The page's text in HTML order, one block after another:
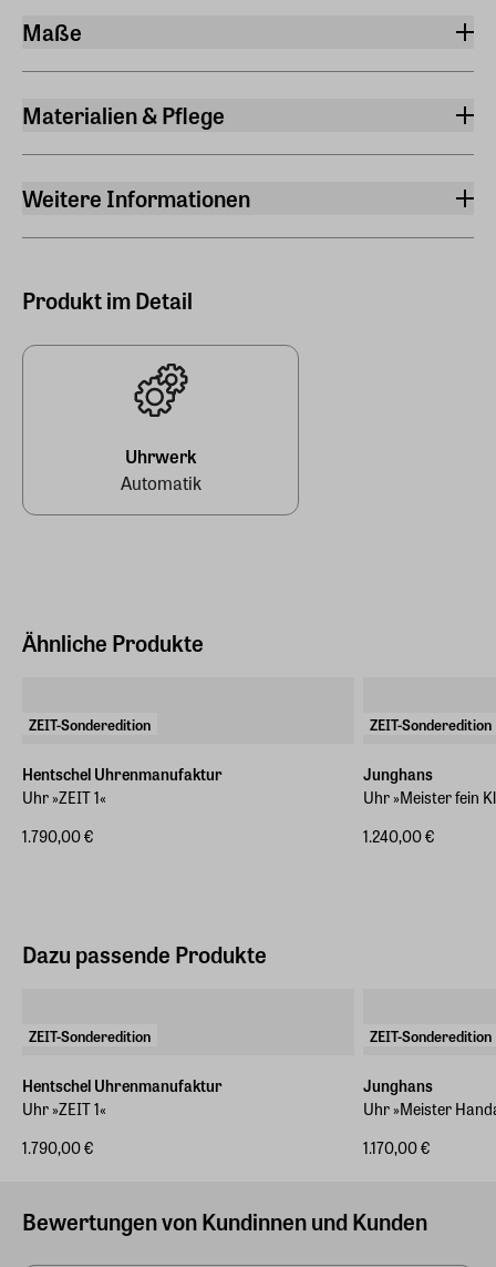
Maße
Durchmesser
39 mm
Höhe (Uhrwerk)
Materialien & Pflege
Material Armband
Barenialeder
Weitere Informationen
Nummeriert
Armbandart
Produkt im Detail
Uhrwerk
Automatik
Ähnliche Produkte
ZEIT-Sonderedition
Hentschel Uhrenmanufaktur
Uhr »ZEIT 1«
1.790,00 €
ZEIT-Sonderedition
Junghans
Uhr »Meister fein
1.240,00 €
Dazu passende Produkte
ZEIT-Sonderedition
Hentschel Uhrenmanufaktur
Uhr »ZEIT 1«
1.790,00 €
ZEIT-Sonderedition
Junghans
Uhr »Meister
1.170,00 €
Bewertungen von Kundinnen und Kunden